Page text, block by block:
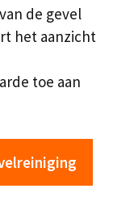
de gevel
het aanzicht
toe aan